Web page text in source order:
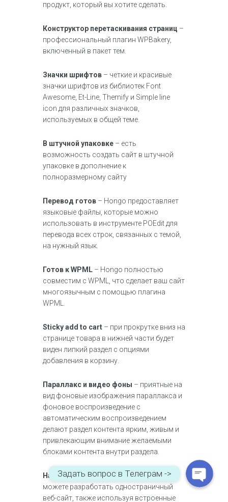
продукт, который вы хотите сделать.
Конструктор перетаскивания страниц –
профессиональный плагин WPBakery,
включенный в пакет тем.
Значки шрифтов – четкие и красивые
значки шрифтов из библиотек Font
Awesome, Et-Line, Themify и Simple line
icon для различных значков,
используемых в общей теме.
В штучной упаковке – есть
возможность создать сайт в штучной
упаковке в дополнение к
полноразмерному сайту
Перевод готов – Hongo предоставляет
языковые файлы, которые можно
использовать в инструменте POEdit для
перевода всех строк, связанных с темой,
на нужный язык.
Готов к WPML – Hongo полностью
совместим с WPML, что сделает ваш сайт
многоязычным с помощью плагина
WPML.
Sticky add to cart – при прокрутке вниз на
странице товара в нижней части будет
виден липкий раздел с опциями
добавления в корзину.
Параллакс и видео фоны – приятные на
вид фоновые изображения параллакса и
фоновое воспроизведение с
автоматическим воспроизведением
делают раздел контента ярким, живым и
привлекающим внимание желаемыми
блоками контента внутри раздела.
Навигация по одной странице– вы
можете разработать одностраничный
веб-сайт, также используя встроенные
Задать вопрос в Телеграм ->